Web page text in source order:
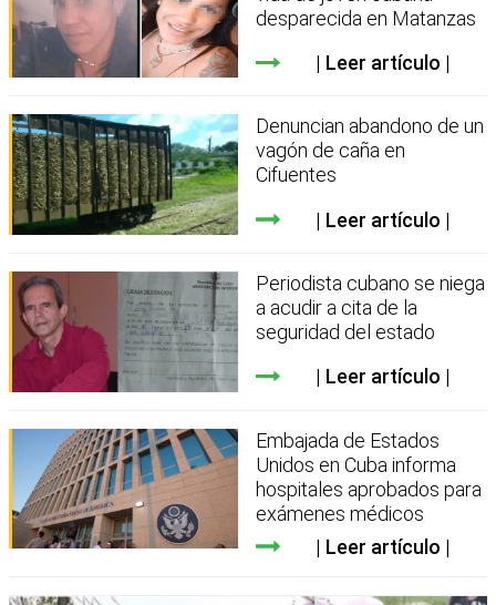
desparecida en Matanzas
Leer artículo
Denuncian abandono de un
vagón de caña en
Cifuentes
Leer artículo
Periodista cubano se niega
a acudir a cita de la
seguridad del estado
Leer artículo
Embajada de Estados
Unidos en Cuba informa
hospitales aprobados para
exámenes médicos
Leer artículo